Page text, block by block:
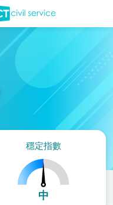
穩定指數
中